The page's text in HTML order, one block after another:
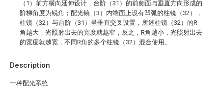
Description
一种配光系统
（1）前方横向延伸设计，台阶（31）的前侧面与垂直方向形成的
阶梯角度为锐角；配光镜（3）内端面上设有凹弧的柱镜（32），
柱镜（32）与台阶（31）呈垂直交叉设置，所述柱镜（32）的R
角越大，光照射出去的宽度就越窄，反之，R角越小，光照射出去
的宽度就越宽，不同R角的多个柱镜（32）混合使用。